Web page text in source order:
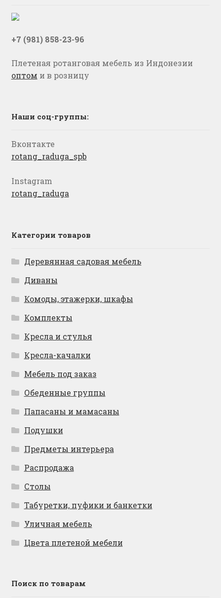
+7 (981) 858-23-96
Плетеная ротанговая мебель из Индонезии
оптом и в розницу
Наши соц-группы:
Вконтакте
rotang_raduga_spb
Instagram
rotang_raduga
Категории товаров
Деревянная садовая мебель
Диваны
Комоды, этажерки, шкафы
Комплекты
Кресла и стулья
Кресла-качалки
Мебель под заказ
Обеденные группы
Папасаны и мамасаны
Подушки
Предметы интерьера
Распродажа
Столы
Табуретки, пуфики и банкетки
Уличная мебель
Цвета плетеной мебели
Поиск по товарам